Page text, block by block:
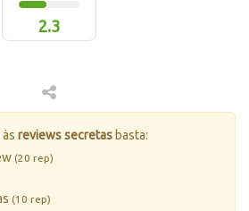
2.3
reviews secretas basta:
(20 rep)
(10 rep)